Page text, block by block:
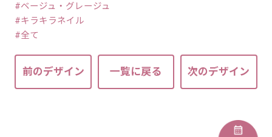
ベージュ・グレージュ
キラキラネイル
全て
前のデザイン 一覧に戻る 次のデザイン